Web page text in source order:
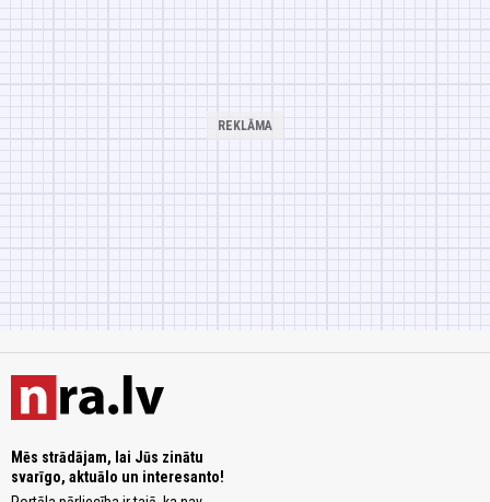
Mēs strādājam, lai Jūs zinātu
svarīgo, aktuālo un interesanto!